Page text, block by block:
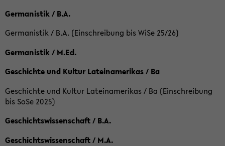
Germanistik / B.A.
Germanistik / B.A. (Einschreibung bis WiSe 25/26)
Germanistik / M.Ed.
Geschichte und Kultur Lateinamerikas / Ba
Geschichte und Kultur Lateinamerikas / Ba (Einschreibung
bis SoSe 2025)
Geschichtswissenschaft / B.A.
Geschichtswissenschaft / M.A.